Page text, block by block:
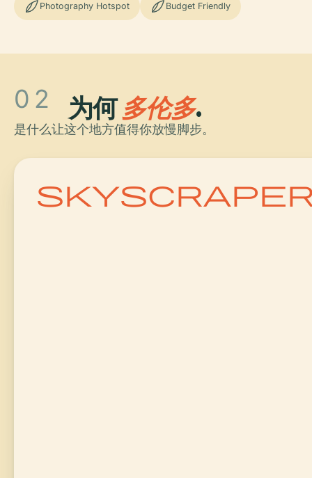
Photography Hotspot Budget Friendly
02 为何 多伦多.
是什么让这个地方值得你放慢脚步。